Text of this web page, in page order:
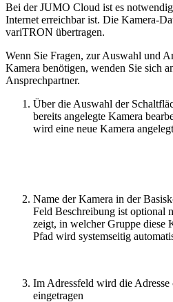
Bei der JUMO Cloud ist es
Internet erreichbar ist. Die Kamera-
variTRON übertragen.
Wenn Sie Fragen, zur Auswahl und
Kamera benötigen, wenden Sie sich
Ansprechpartner.
Über die Auswahl der
bereits angelegte Kamera
wird eine neue Kamera
Name der Kamera in der
Feld Beschreibung ist optional
zeigt, in welcher Gruppe diese
Pfad wird systemseitig
Im Adressfeld wird die Adresse
eingetragen